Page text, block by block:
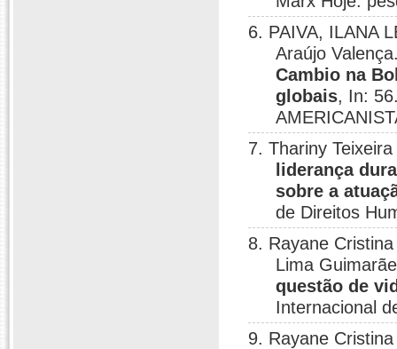
6. PAIVA, ILANA
Araújo
Cambio na
globais, In:
7. Thariny
liderança
sobre a
de Direitos
8. Rayane
Lima
questão de
Internacional
9. Rayane